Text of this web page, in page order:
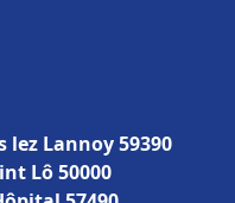
Lannoy 59390
Lô 50000